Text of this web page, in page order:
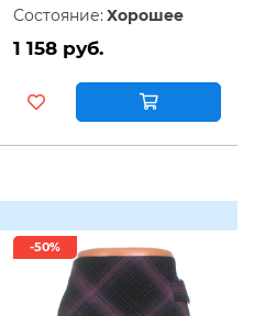
Состояние: Хорошее
1 158 руб.
-50%